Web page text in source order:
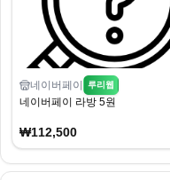
네이버페이 루리웹
네이버페이 라방 5원
₩112,500